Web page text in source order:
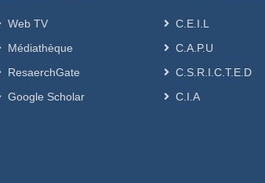
Web TV
Médiathèque
ResaerchGate
Google Scholar
C.E.I.L
C.A.P.U
C.S.R.I.C.T.E.D
C.I.A